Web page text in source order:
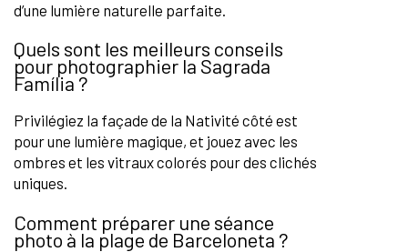
d’une lumière naturelle parfaite.
Quels sont les meilleurs conseils
pour photographier la Sagrada
Família ?
Privilégiez la façade de la Nativité côté est
pour une lumière magique, et jouez avec les
ombres et les vitraux colorés pour des clichés
uniques.
Comment préparer une séance
photo à la plage de Barceloneta ?